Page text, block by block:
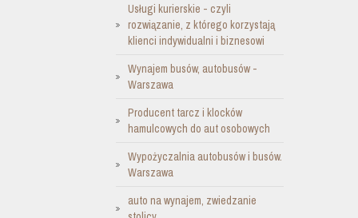
Usługi kurierskie - czyli
rozwiązanie, z którego korzystają
klienci indywidualni i biznesowi
Wynajem busów, autobusów -
Warszawa
Producent tarcz i klocków
hamulcowych do aut osobowych
Wypożyczalnia autobusów i busów.
Warszawa
auto na wynajem, zwiedzanie